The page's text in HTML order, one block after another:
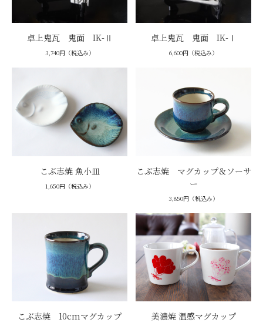
卓上鬼瓦 鬼面 IK-Ⅱ
3,740円（税込み）
卓上鬼瓦 鬼面 IK-Ⅰ
6,600円（税込み）
こぶ志焼 魚小皿
1,650円（税込み）
こぶ志焼 マグカップ＆ソーサ
ー
3,850円（税込み）
こぶ志焼 10cmマグカップ 美濃焼 温感マグカップ